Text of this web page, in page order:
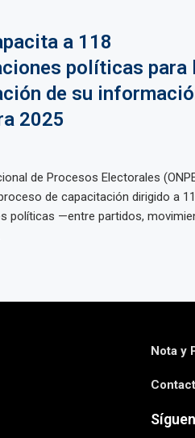
a 118
políticas para
de su
2025
de Procesos Electorales
de capacitación dirigido a
políticas —entre partidos,
Nota y